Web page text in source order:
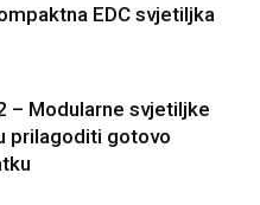
EDC svjetiljka
– Modularne svjetiljke
prilagoditi gotovo